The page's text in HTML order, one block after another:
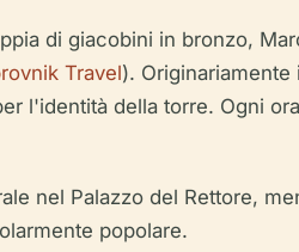
di giacobini in bronzo,
Travel).
l'identità della torre. Ogni
nel Palazzo del Rettore,
popolare.